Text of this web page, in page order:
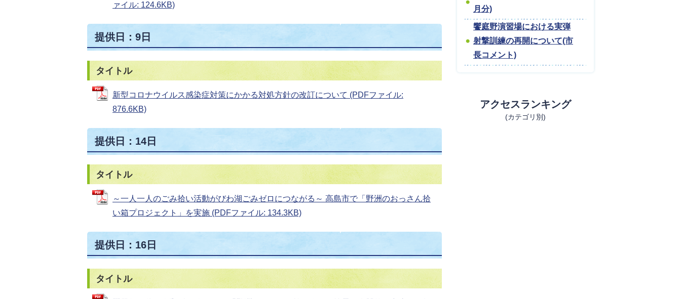
ァイル: 124.6KB)
提供日：9日
タイトル
新型コロナウイルス感染症対策にかかる対処方針の改訂について (PDFファイル:
876.6KB)
提供日：14日
タイトル
～一人一人のごみ拾い活動がびわ湖ごみゼロにつながる～ 高島市で「野洲のおっさん拾
い箱プロジェクト」を実施 (PDFファイル: 134.3KB)
提供日：16日
タイトル
月分)
饗庭野演習場における実弾
射撃訓練の再開について(市
長コメント)
アクセスランキング
(カテゴリ別)